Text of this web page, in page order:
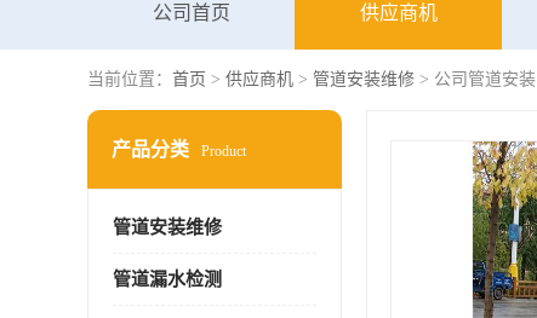
公司首页 供应商机
当前位置： 首页 > 供应商机 > 管道安装维修 > 公司管道安装
产品分类 Product
管道安装维修
管道漏水检测